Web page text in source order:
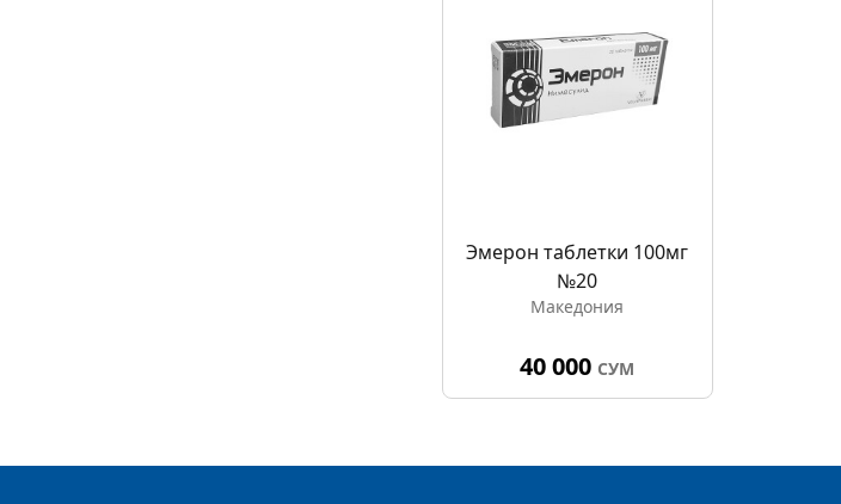
Эмерон таблетки 100мг
№20
Македония
40 000 СУМ